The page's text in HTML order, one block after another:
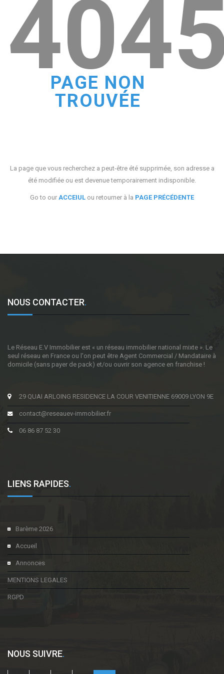
PAGE NON
TROUVÉE
La page que vous recherchez a peut-être été supprimée, son adresse a
été modifiée ou est devenue temporairement indisponible.
Go to our ACCEIUL ou retourner à la PAGE PRÉCÉDENTE
NOUS CONTACTER.
Le Réseau E.V Immobilier est « un réseau immobilier national mixte ». Le
seul réseau en France ou l'on peut être Agent Commercial / Mandataire à
domicile (sans payer de pack) et/ou ouvrir son agence en franchise !
29 QUAI ARLOING RESIDENCE LA COUR VENITIENNE 69009 LYON 9E
contact@reseauev-immobilier.fr
06 86 87 52 30
LIENS RAPIDES.
Barème 2026
Accueil
Annonces
MENTIONS LEGALES
RGPD
NOUS SUIVRE.